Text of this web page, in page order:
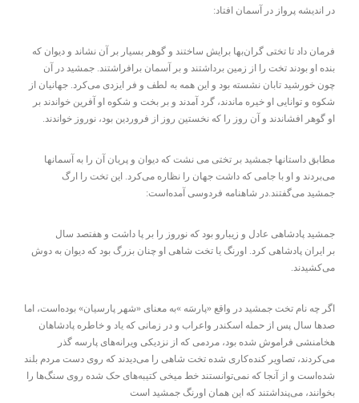
در اندیشه پرواز در آسمان افتاد:
فرمان داد تا تختی گران‌بها برایش ساختند و گوهر بسیار بر آن نشاند و دیوان که
بنده او بودند تخت را از زمین برداشتند و بر آسمان برافراشتند. جمشید در آن
چون خورشید تابان نشسته بود و این همه به لطف و فر ایزدی می‌کرد. جهانیان از
شکوه و توانایی او خیره ماندند، گرد آمدند و بر بخت و شکوه او آفرین خواندند بر
او گوهر افشاندند و آن روز را که نخستین روز از فروردین بود، نوروز خواندند.
مطابق داستانها جمشید بر تختی می نشت که دیوان و پریان آن را به آسمانها
می‌بردند و او با جامی که داشت جهان را نظاره می‌کرد. این تخت را ارگ
جمشید می‌گفتند.در شاهنامه فردوسی آمده‌است:
جمشید پادشاهی عادل و زیبارو بود که نوروز را بر پا داشت و هفتصد سال
بر ایران پادشاهی کرد. اورنگ یا تخت شاهی او چنان بزرگ بود که دیوان به دوش
می‌کشیدند.
اگر چه نام تخت جمشید در واقع «پارسَه »به معنای «شهر پارسیان» بوده‌است، اما
صدها سال پس از حمله اسکندر واعراب و در زمانی که یاد و خاطره پادشاهان
هخامنشی فراموش شده بود، مردمی که از نزدیکی ویرانه‌های پارسه گذر
می‌کردند، تصاویر کنده‌کاری شده تخت شاهی را می‌دیدند که روی دست مردم بلند
شده‌است و از آنجا که نمی‌توانستند خط میخی کتیبه‌های حک شده روی سنگ‌ها را
بخوانند، می‌پنداشتند که این همان اورنگ جمشید است